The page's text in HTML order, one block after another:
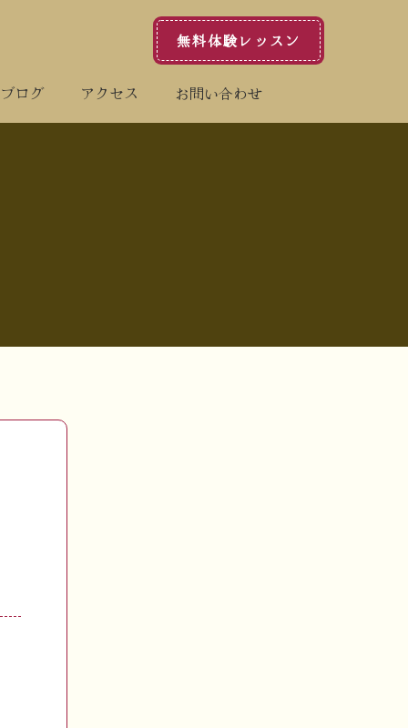
無料体験レッスン
ブログ アクセス お問い合わせ
ブログ アクセス お問い合わせ